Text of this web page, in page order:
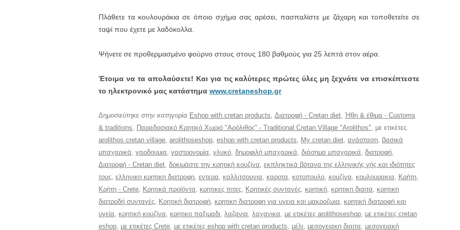
Πλάθετε τα κουλουράκια σε όποιο σχήμα σας αρέσει, πασπαλίστε με ζάχαρη και τοποθετείτε σε
ταψί που έχετε με λαδόκολλα.
Ψήνετε σε προθερμασμένο φούρνο στους στους 180 βαθμούς για 25 λεπτά στον αέρα.
Έτοιμα να τα απολαύσετε! Και για τις καλύτερες πρώτες ύλες μη ξεχνάτε να επισκέπτεστε
το ηλεκτρονικό μας κατάστημα www.cretaneshop.gr
Δημοσιεύτηκε στην κατηγορία Eshop with cretan products, Διατροφή - Cretan diet, Ήθη & έθιμα - Customs
& traditions, Παραδοσιακό Κρητικό Χωριό "Αρόλιθος" - Traditional Cretan Village "Arolithos", με ετικέτες
arolithos cretan village, arolithoseshop, eshop with cretan products, My cretan diet, ανάσταση, βασικά
μπαχαρικά, γαρδουμια, γαστρονομία, γλυκό, δημοφιλή μπαχαρικά, διάσημα μπαχαρικά, διατροφή,
Διατροφή - Cretan diet, δοκιμάστε την κρητική κουζίνα, εκπληκτικά βότανα της ελληνικής γής και ιδιότητες
τους, ελληνικη κρητικη διατροφη, εντερα, καλλιτσουνια, καροτα, κοτοπουλο, κουζίνα, κουλουρακια, Κρήτη,
Κρήτη - Crete, Κρητικά προϊόντα, κρητικες πιτες, Κρητικές συνταγές, κρητική, κρητικη διαιτα, κρητικη
διατροδή συνταγές, Κρητική διατροφή, κρητικη διατροφη για υγεια και μακροζωια, κρητική διατροφή και
υγεία, κρητική κουζίνα, κρητικο παξιμαδι, λαζανια, λαχανικα, με ετικέτες arolithoseshop, με ετικέτες cretan
eshop, με ετικέτες Crete, με ετικέτες eshop with cretan products, μέλι, μεσογειακη διαιτα, μεσογειακή